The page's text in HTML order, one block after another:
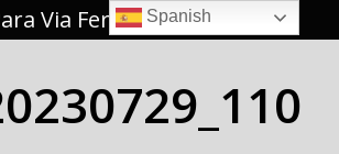
Via Ferrata 🥇Spanish